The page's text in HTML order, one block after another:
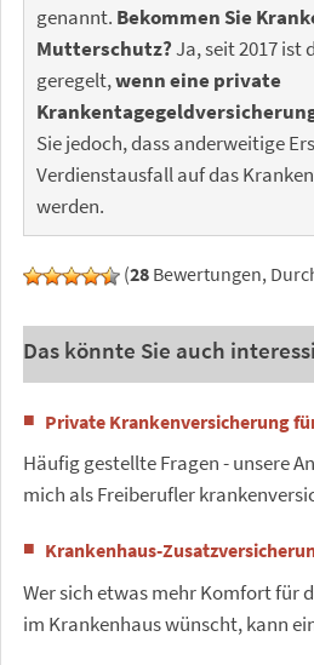
genannt. Bekommen Sie
Mutterschutz?Ja, seit 2017 ist
geregelt,wenn eine private
Sie jedoch, dass anderweitige
Verdienstausfall auf das
werden.
(28 Bewertungen,
Das könnte Sie auch
Private Krankenversicherung
Häufig gestellte Fragen - unsere
mich als Freiberufler
Krankenhaus-
Wer sich etwas mehr Komfort für
im Krankenhaus wünscht, kann